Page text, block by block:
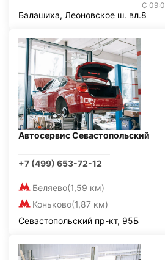
С
Балашиха, Леоновское ш. вл.8
Автосервис Севастопольский
+7 (499) 653-72-12
Беляево(1,59 км)
Коньково(1,87 км)
Севастопольский пр-кт, 95Б